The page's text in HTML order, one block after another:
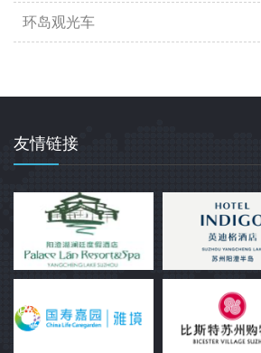
环岛观光车
友情链接